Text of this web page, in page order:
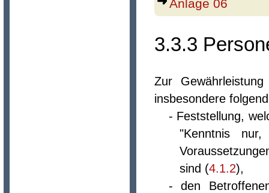
Anlage 06
3.3.3
Zur
insbesondere
- Feststellung,
"Kenntnis
sind (4.1.2),
- den